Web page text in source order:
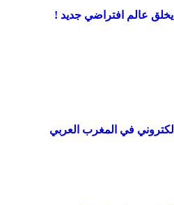
عالم افتراضي جديد !
في المغرب العربي